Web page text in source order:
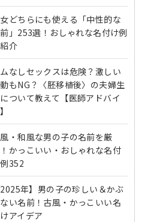
どちらにも使える「中性的な
」253選！おしゃれな名付け例
介
なしセックスは危険？激しい
もNG？〈胚移植後〉の夫婦生
ついて教えて【医師アドバイ
・和風な男の子の名前を厳
かっこいい・おしゃれな名付
352
2025年】男の子の珍しい＆かぶ
い名前！古風・かっこいい名
アイデア